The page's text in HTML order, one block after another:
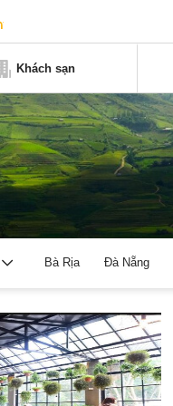
Khách sạn
Bà Rịa Đà Nẵng